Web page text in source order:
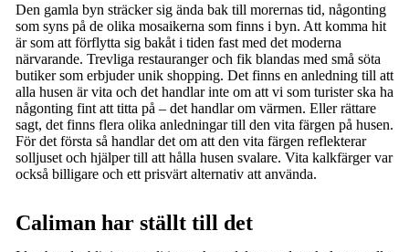
Den gamla byn sträcker sig ända bak till morernas tid, någonting
som syns på de olika mosaikerna som finns i byn. Att komma hit
är som att förflytta sig bakåt i tiden fast med det moderna
närvarande. Trevliga restauranger och fik blandas med små söta
butiker som erbjuder unik shopping. Det finns en anledning till att
alla husen är vita och det handlar inte om att vi som turister ska ha
någonting fint att titta på – det handlar om värmen. Eller rättare
sagt, det finns flera olika anledningar till den vita färgen på husen.
För det första så handlar det om att den vita färgen reflekterar
solljuset och hjälper till att hålla husen svalare. Vita kalkfärger var
också billigare och ett prisvärt alternativ att använda.
Caliman har ställt till det